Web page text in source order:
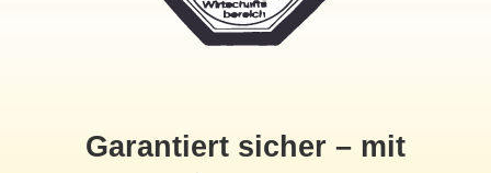
Garantiert sicher – mit